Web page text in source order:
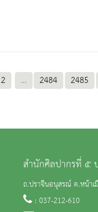
2 ... 2484 2485
สำนักศิลปากรที่ ๕
ถ.ปราจีนอนุสรณ์ ต.หน้าเ
: 037-212-610